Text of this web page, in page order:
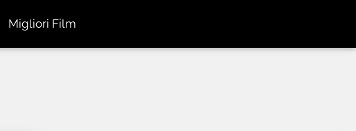
Migliori Film